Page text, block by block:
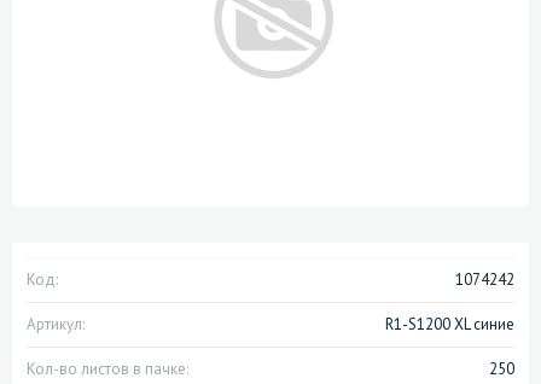
Код: 1074242
Артикул: R1-S1200 XL синие
Кол-во листов в пачке: 250